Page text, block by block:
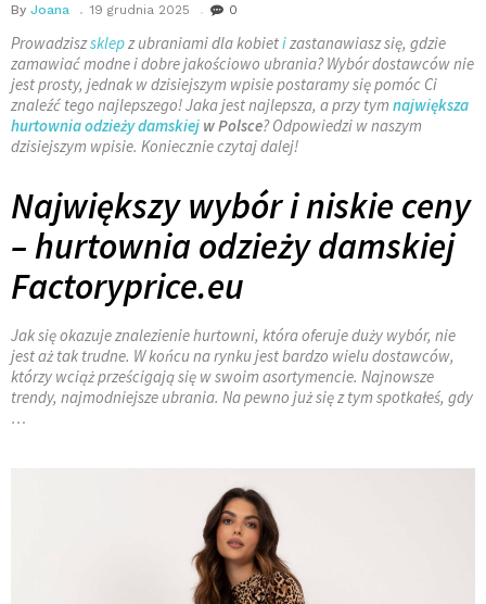
By Joana 19 grudnia 2025 0
Prowadziszsklepz ubraniami dla kobietizastanawiasz się, gdzie
zamawiać modne i dobre jakościowo ubrania? Wybór dostawców nie
jest prosty, jednak w dzisiejszym wpisie postaramy się pomóc Ci
znaleźć tego najlepszego! Jaka jest najlepsza, a przy tym największa
hurtownia odzieży damskiej w Polsce? Odpowiedzi w naszym
dzisiejszym wpisie. Koniecznie czytaj dalej!
Największy wybór i niskie ceny
– hurtownia odzieży damskiej
Factoryprice.eu
Jak się okazuje znalezienie hurtowni, która oferuje duży wybór, nie
jest aż tak trudne. W końcu na rynku jest bardzo wielu dostawców,
którzy wciąż prześcigają się w swoim asortymencie. Najnowsze
trendy, najmodniejsze ubrania. Na pewno już się z tym spotkałeś, gdy
…